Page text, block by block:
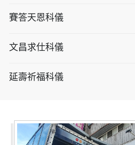
賽答天恩科儀
文昌求仕科儀
延壽祈福科儀